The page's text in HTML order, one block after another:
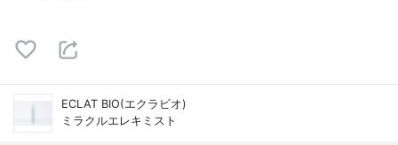
ECLAT BIO(エクラビオ)
ミラクルエレキミスト